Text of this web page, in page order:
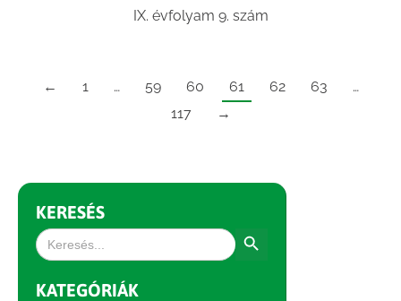
IX. évfolyam 9. szám
← 1 … 59 60 61 62 63
…
117
→
KERESÉS
Search
for:
KATEGÓRIÁK